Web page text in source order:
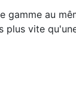
gamme au
plus vite